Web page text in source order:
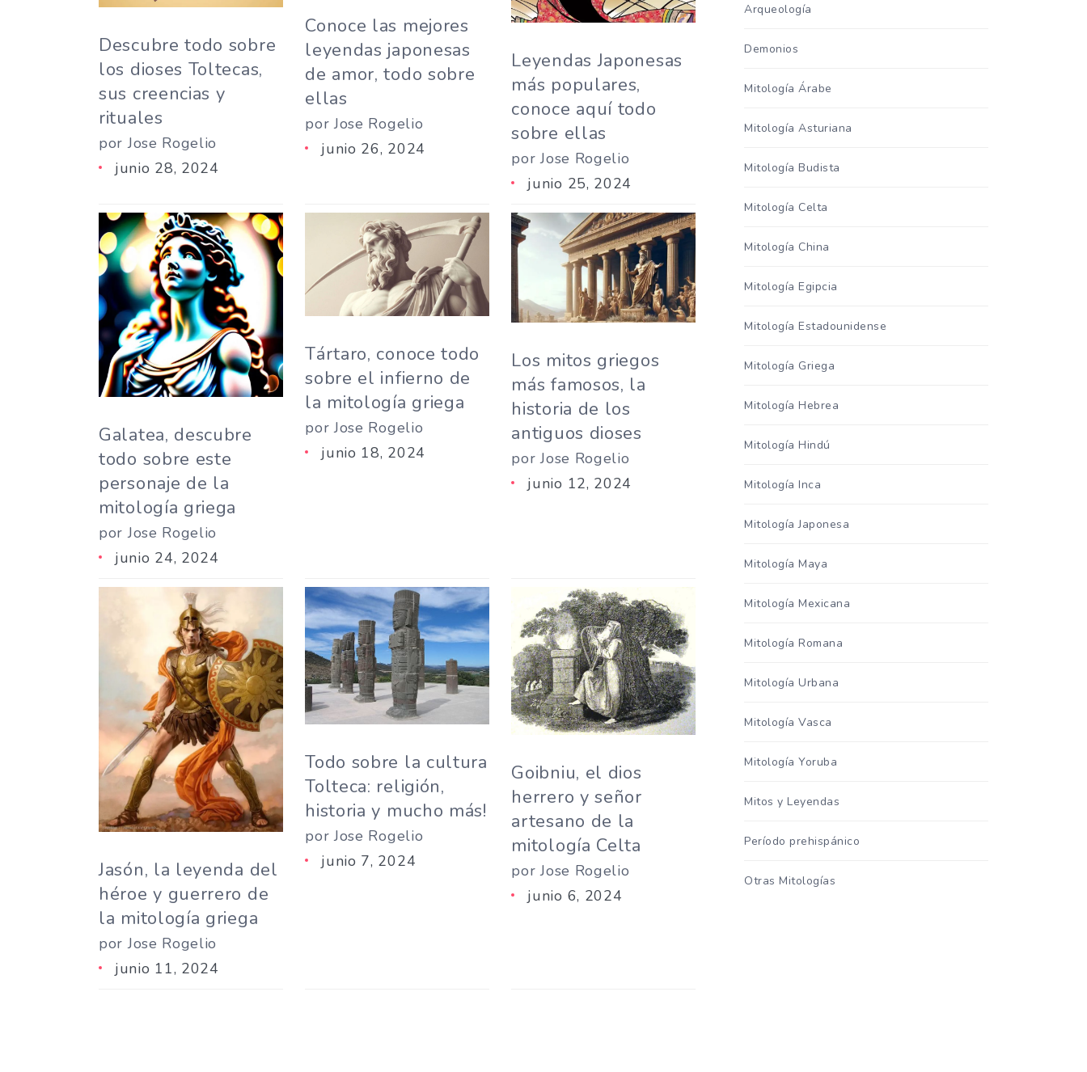
Descubre todo sobre
los dioses Toltecas,
sus creencias y
rituales
por Jose Rogelio
junio 28, 2024
Conoce las mejores
leyendas japonesas
de amor, todo sobre
ellas
por Jose Rogelio
junio 26, 2024
Leyendas Japonesas
más populares,
conoce aquí todo
sobre ellas
por Jose Rogelio
junio 25, 2024
Galatea, descubre
todo sobre este
personaje de la
mitología griega
por Jose Rogelio
junio 24, 2024
Tártaro, conoce todo
sobre el infierno de
la mitología griega
por Jose Rogelio
junio 18, 2024
Los mitos griegos
más famosos, la
historia de los
antiguos dioses
por Jose Rogelio
junio 12, 2024
Jasón, la leyenda del
héroe y guerrero de
la mitología griega
por Jose Rogelio
junio 11, 2024
Todo sobre la cultura
Tolteca: religión,
historia y mucho más!
por Jose Rogelio
junio 7, 2024
Goibniu, el dios
herrero y señor
artesano de la
mitología Celta
por Jose Rogelio
junio 6, 2024
Arqueología
Demonios
Mitología Árabe
Mitología Asturiana
Mitología Budista
Mitología Celta
Mitología China
Mitología Egipcia
Mitología Estadounidense
Mitología Griega
Mitología Hebrea
Mitología Hindú
Mitología Inca
Mitología Japonesa
Mitología Maya
Mitología Mexicana
Mitología Romana
Mitología Urbana
Mitología Vasca
Mitología Yoruba
Mitos y Leyendas
Período prehispánico
Otras Mitologías